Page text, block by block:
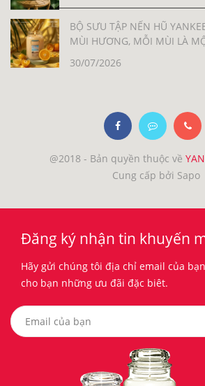
BỘ SƯU TẬP NẾN HŨ
MÙI HƯƠNG, MỖI MÙI LÀ
30/07/2026
@2018 - Bản quyền thuộc về
Cung cấp bởi Sapo
Đăng ký nhận tin khuyến
Hãy gửi chúng tôi địa chỉ email của
cho bạn những ưu đãi đặc biêt.